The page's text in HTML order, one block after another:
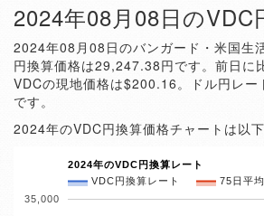
2024年08月08日のVDC
2024年08月08日のバンガード・米国生
円換算価格は29,247.38円です。前日に
VDCの現地価格は$200.16。ドル円レ
です。
2024年のVDC円換算価格チャートは以下
2024年のVDC円換算レート
VDC円換算レート
75日平均
35,000